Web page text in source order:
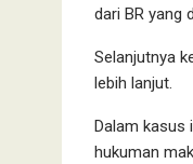
dari BR yang
Selanjutnya
lebih lanjut.
Dalam kasus
hukuman